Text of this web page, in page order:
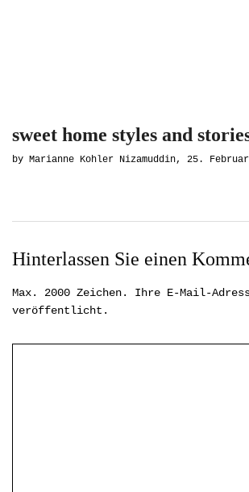
sweet home styles and
by Marianne Kohler Nizamuddin, 25.
Hinterlassen Sie einen
Max. 2000 Zeichen. Ihre E-Mail-
veröffentlicht.